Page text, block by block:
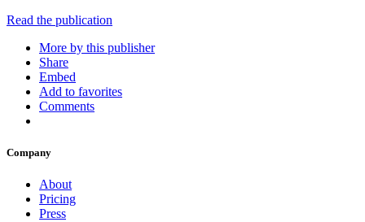
Read the publication
More by this publisher
Share
Embed
Add to favorites
Comments
Company
About
Pricing
Press